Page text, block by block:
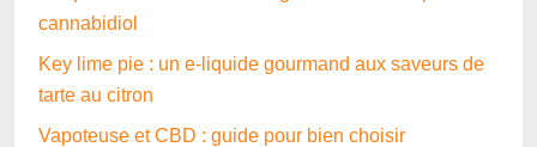
cannabidiol
Key lime pie : un e-liquide gourmand aux saveurs de
tarte au citron
Vapoteuse et CBD : guide pour bien choisir